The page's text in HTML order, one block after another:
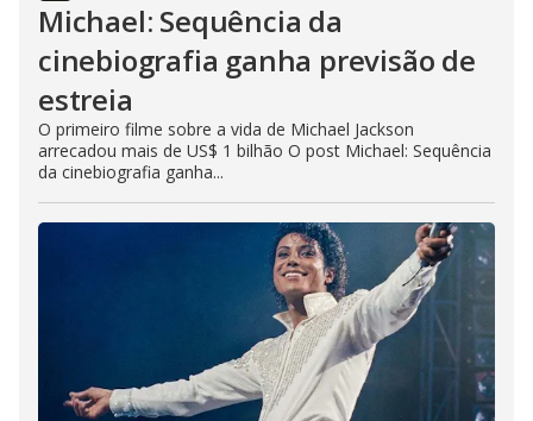
Michael: Sequência da
cinebiografia ganha previsão de
estreia
O primeiro filme sobre a vida de Michael Jackson
arrecadou mais de US$ 1 bilhão O post Michael: Sequência
da cinebiografia ganha...